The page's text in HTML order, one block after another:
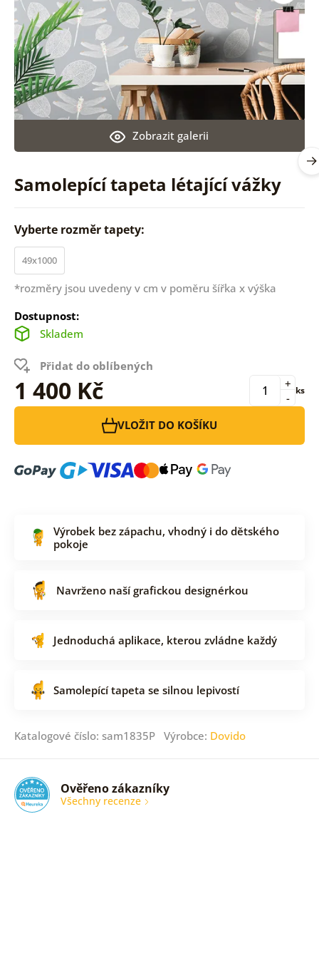
Samolepící tapeta létající vážky
Zobrazit galerii
Vyberte rozměr tapety:
49x1000
*rozměry jsou uvedeny v cm v poměru šířka x výška
Dostupnost:
Skladem
Přidat do oblíbených
1 400 Kč -
+ ks
VLOŽIT DO KOŠÍKU
Výrobek bez zápachu, vhodný i do dětského
pokoje
Navrženo naší grafickou designérkou
Jednoduchá aplikace, kterou zvládne každý
Samolepící tapeta se silnou lepivostí
Katalogové číslo: sam1835P Výrobce: Dovido
Ověřeno zákazníky
Všechny recenze